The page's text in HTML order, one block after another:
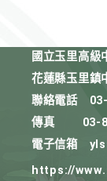
國立玉里高級
花蓮縣玉里鎮
聯絡電話
傳真
03-
電子信箱
https://